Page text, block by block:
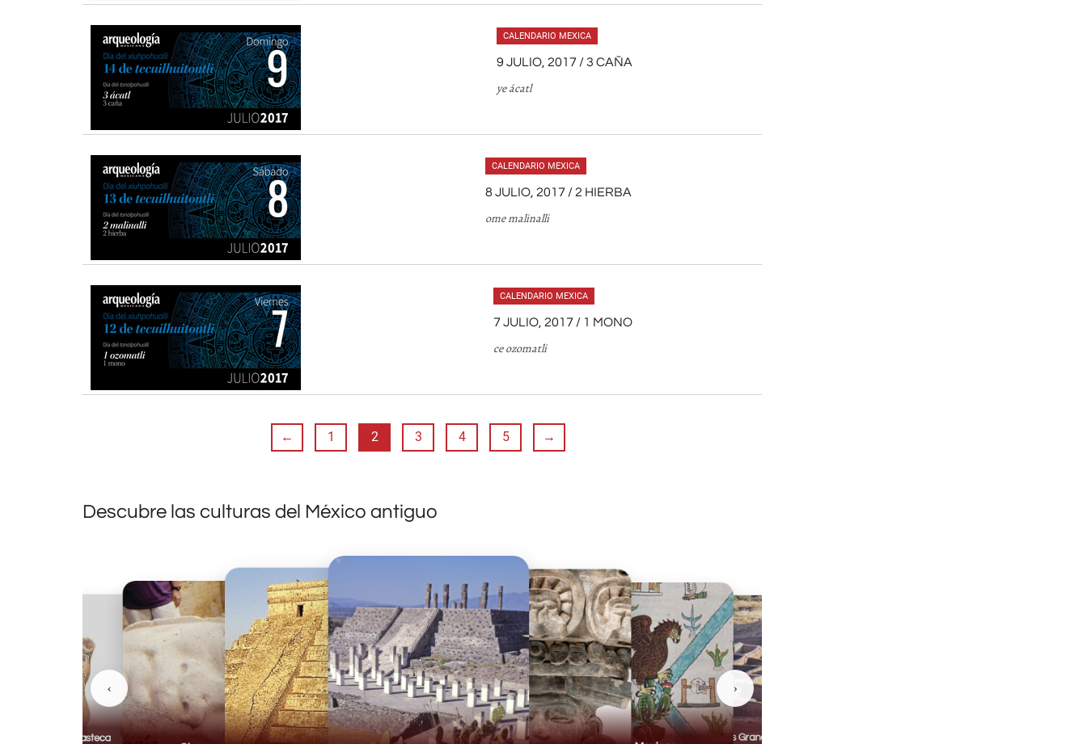
CALENDARIO MEXICA
9 JULIO, 2017 / 3 CAÑA
ye ácatl
CALENDARIO MEXICA
8 JULIO, 2017 / 2 HIERBA
ome malinalli
CALENDARIO MEXICA
7 JULIO, 2017 / 1 MONO
ce ozomatli
← 1 2 3 4 5 →
Descubre las culturas del México antiguo
Casas Grandes
Huasteca
‹ ›